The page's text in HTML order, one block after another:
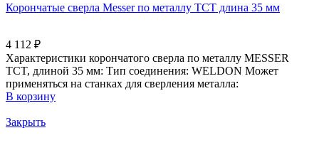
Корончатые сверла Messer по металлу ТСТ длина 35 мм
4 112 ₽
Характеристики корончатого сверла по металлу MESSER
TCT, длиной 35 мм: Тип соединения: WELDON Может
применяться на станках для сверления металла:
В корзину
Закрыть